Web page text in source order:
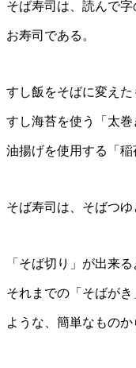
そば寿司は、読んで
お寿司である。
すし飯をそばに変えた
すし海苔を使う「太
油揚げを使用する「
そば寿司は、そばつゆ
「そば切り」が出来
それまでの「そばが
ような、簡単なものか